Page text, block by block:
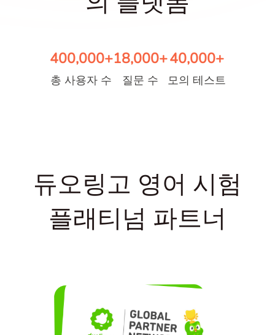
400,000+
총 사용자 수
18,000+
질문 수
40,000+
모의 테스트
듀오링고 영어 시험
플래티넘 파트너